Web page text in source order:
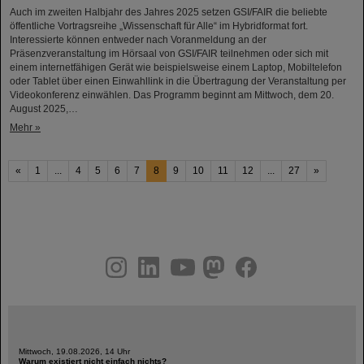
Auch im zweiten Halbjahr des Jahres 2025 setzen GSI/FAIR die beliebte
öffentliche Vortragsreihe „Wissenschaft für Alle“ im Hybridformat fort.
Interessierte können entweder nach Voranmeldung an der
Präsenzveranstaltung im Hörsaal von GSI/FAIR teilnehmen oder sich mit
einem internetfähigen Gerät wie beispielsweise einem Laptop, Mobiltelefon
oder Tablet über einen Einwahllink in die Übertragung der Veranstaltung per
Videokonferenz einwählen. Das Programm beginnt am Mittwoch, dem 20.
August 2025,…
Mehr »
« 1 4 5 6 7 8 9 10 11 12 27 »
youtubehelmholtz.socialfacebook
Mittwoch, 19.08.2026, 14 Uhr
Warum existiert nicht einfach nichts?